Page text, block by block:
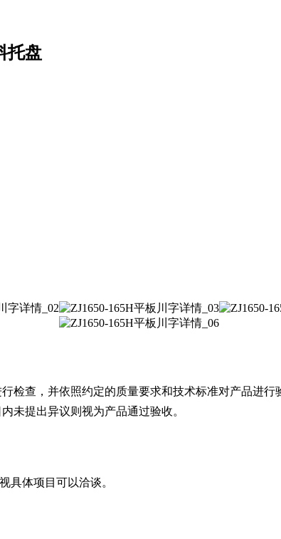
托盘
检查，并依照约定的质量要求和技术标准对产品进
未提出异议则视为产品通过验收。
具体项目可以洽谈。